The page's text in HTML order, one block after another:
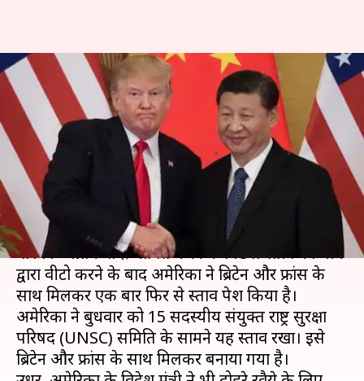
अमेरिका की चेतावनी, आतंकवाद पर
चीन का पाखंड बर्दाश्त नहीं कर
सकती दुनिया
लेखन मुकुल तोमर संपादन Manoj Panchal Mar 28, 2019 12:01 pm
क्या है खबर?
जैश-ए-मोहम्मद के मुखिया मौलाना मसूद अजहर को
वैश्विक आतंकवादी घोषित करने के पिछले प्रस्ताव को चीन
द्वारा वीटो करने के बाद अमेरिका ने ब्रिटेन और फ्रांस के
साथ मिलकर एक बार फिर से प्रस्ताव पेश किया है।
अमेरिका ने बुधवार को 15 सदस्यीय संयुक्त राष्ट्र सुरक्षा
परिषद (UNSC) समिति के सामने यह प्रस्ताव रखा। इसे
ब्रिटेन और फ्रांस के साथ मिलकर बनाया गया है।